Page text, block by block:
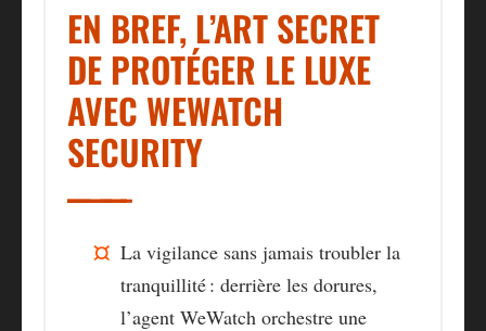
EN BREF, L’ART SECRET
DE PROTÉGER LE LUXE
AVEC WEWATCH
SECURITY
La vigilance sans jamais troubler la
tranquillité: derrière les dorures,
l’agent WeWatch orchestre une